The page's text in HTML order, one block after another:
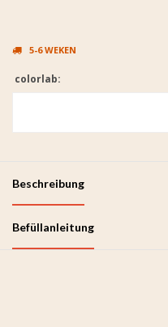
5-6 WEKEN
colorlab:
Beschreibung
Befüllanleitung